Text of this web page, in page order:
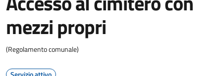
mezzi propri
(Regolamento comunale)